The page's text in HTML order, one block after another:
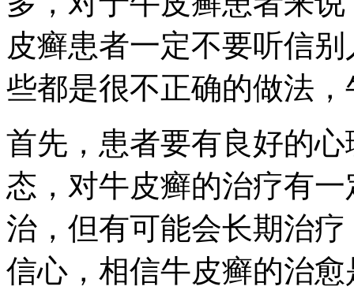
皮癣患者一定不要听信
些都是很不正确的做法
首先，患者要有良好的
态，对牛皮癣的治疗有
治，但有可能会长期治
信心，相信牛皮癣的治